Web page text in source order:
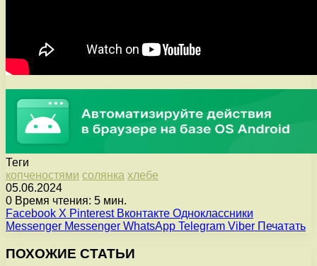
Теги
копченостями солянка хлебе
05.06.2024
0 Время чтения: 5 мин.
Facebook X Pinterest Вконтакте Одноклассники
Messenger Messenger WhatsApp Telegram Viber Печатать
ПОХОЖИЕ СТАТЬИ